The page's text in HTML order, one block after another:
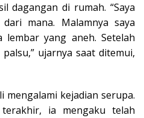
dagangan di rumah. “Saya
mana. Malamnya saya
yang aneh. Setelah
ujarnya saat ditemui,
mengalami kejadian serupa.
ia mengaku telah